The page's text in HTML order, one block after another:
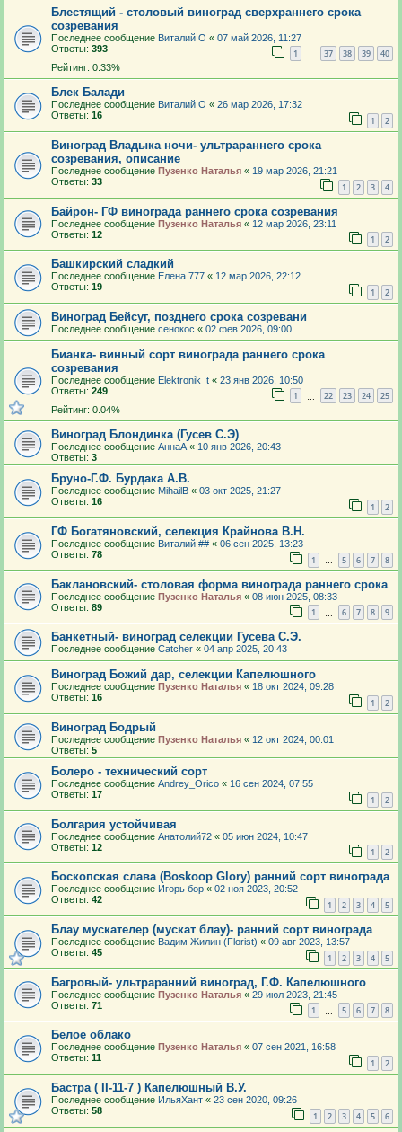
Блестящий - столовый виноград сверхраннего срока
созревания
Последнее сообщение Виталий О « 07 май 2026, 11:27
Ответы: 393 1 37 38 39 40
Рейтинг: 0.33%
Блек Балади
Последнее сообщение Виталий О « 26 мар 2026, 17:32
Ответы: 16 1 2
Виноград Владыка ночи- ультрараннего срока
созревания, описание
Последнее сообщение Пузенко Наталья « 19 мар 2026, 21:21
Ответы: 33 1 2 3 4
Байрон- ГФ винограда раннего срока созревания
Последнее сообщение Пузенко Наталья « 12 мар 2026, 23:11
Ответы: 12 1 2
Башкирский сладкий
Последнее сообщение Елена 777 « 12 мар 2026, 22:12
Ответы: 19 1 2
Виноград Бейсуг, позднего срока созревани
Последнее сообщение сенокос « 02 фев 2026, 09:00
Бианка- винный сорт винограда раннего срока
созревания
Последнее сообщение Elektronik_t « 23 янв 2026, 10:50
Ответы: 249 1 22 23 24 25
Рейтинг: 0.04%
Виноград Блондинка (Гусев С.Э)
Последнее сообщение АннаА« 10 янв 2026, 20:43
Ответы: 3
Бруно-Г.Ф. Бурдака А.В.
Последнее сообщение MihailB « 03 окт 2025, 21:27
Ответы: 16 1 2
ГФ Богатяновский, селекция Крайнова В.Н.
Последнее сообщение Виталий ## « 06 сен 2025, 13:23
Ответы: 78 1 … 5 6 7 8
Баклановский- столовая форма винограда раннего срока
Последнее сообщение Пузенко Наталья « 08 июн 2025, 08:33
Ответы: 89 1 6 7 8 9
Банкетный- виноград селекции Гусева С.Э.
Последнее сообщение Catcher « 04 апр 2025, 20:43
Виноград Божий дар, селекции Капелюшного
Последнее сообщение Пузенко Наталья « 18 окт 2024, 09:28
Ответы: 16 1 2
Виноград Бодрый
Последнее сообщение Пузенко Наталья « 12 окт 2024, 00:01
Ответы: 5
Болеро - технический сорт
Последнее сообщение Andrey_Orico « 16 сен 2024, 07:55
Ответы: 17 1 2
Болгария устойчивая
Последнее сообщение Анатолий72 « 05 июн 2024, 10:47
Ответы: 12 1 2
Боскопская слава (Boskoop Glory) ранний сорт винограда
Последнее сообщение Игорь бор « 02 ноя 2023, 20:52
Ответы: 42 1 2 3 4 5
Блау мускателер (мускат блау)- ранний сорт винограда
Последнее сообщение Вадим Жилин (Florist) « 09 авг 2023, 13:57
Ответы: 45 1 2 3 4 5
Багровый- ультраранний виноград, Г.Ф. Капелюшного
Последнее сообщение Пузенко Наталья « 29 июл 2023, 21:45
Ответы: 71 1 5 6 7 8
Белое облако
Последнее сообщение Пузенко Наталья « 07 сен 2021, 16:58
Ответы: 11 1 2
Бастра ( II-11-7 ) Капелюшный В.У.
Последнее сообщение ИльяХант « 23 сен 2020, 09:26
Ответы: 58 1 2 3 4 5 6